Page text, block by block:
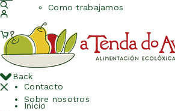
Back
Inicio
Como trabajamos
Contacto
Sobre nosotros